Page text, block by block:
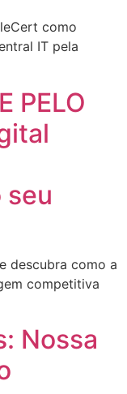
como
IT pela
PELO
descubra como a
competitiva
Nossa